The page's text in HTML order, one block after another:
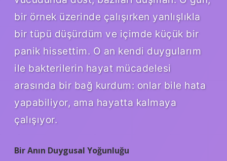
bir örnek üzerinde çalışırken yanlışlıkla
bir tüpü düşürdüm ve içimde küçük bir
panik hissettim. O an kendi duygularım
ile bakterilerin hayat mücadelesi
arasında bir bağ kurdum: onlar bile hata
yapabiliyor, ama hayatta kalmaya
çalışıyor.
Bir Anın Duygusal Yoğunluğu